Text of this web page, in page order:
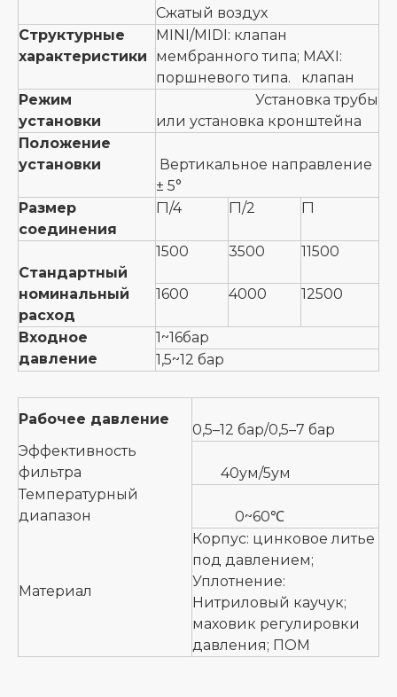
Сжатый воздух
Структурные
характеристики
MINI/MIDI: клапан
мембранного типа; MAXI:
поршневого типа. клапан
Режим
установки
Установка трубы
или установка кронштейна
Положение
установки
Вертикальное направление
± 5°
Размер
соединения
Г1/4 Г1/2 Г1
Стандартный
номинальный
расход
1500 3500 11500
1600 4000 12500
Входное
давление
1~16бар
1,5~12 бар
Рабочее давление
0,5–12 бар/0,5–7 бар
Эффективность
фильтра
40ум/5ум
Температурный
диапазон
0~60℃
Материал
Корпус: цинковое литье
под давлением;
Уплотнение:
Нитриловый каучук;
маховик регулировки
давления; ПОМ